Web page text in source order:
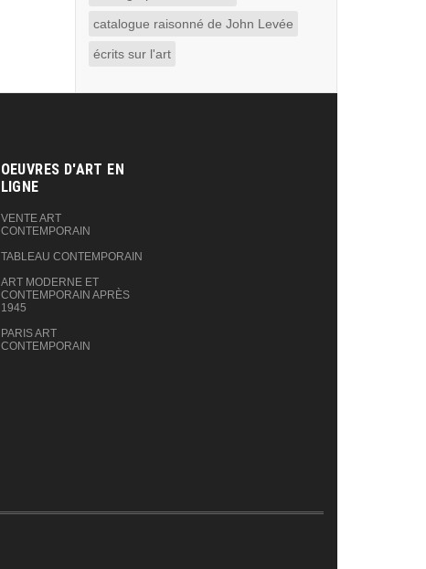
catalogue raisonné de John Levée
écrits sur l'art
OEUVRES D'ART EN
LIGNE‎
VENTE ART
CONTEMPORAIN
TABLEAU CONTEMPORAIN
ART MODERNE ET
CONTEMPORAIN APRÈS
1945
PARIS ART
CONTEMPORAIN